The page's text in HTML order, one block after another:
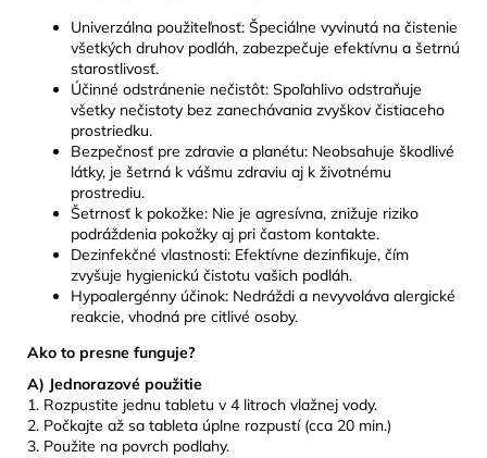
Univerzálna použiteľnosť: Špeciálne vyvinutá na čistenie
všetkých druhov podláh, zabezpečuje efektívnu a šetrnú
starostlivosť.
Účinné odstránenie nečistôt: Spoľahlivo odstraňuje
všetky nečistoty bez zanechávania zvyškov čistiaceho
prostriedku.
Bezpečnosť pre zdravie a planétu: Neobsahuje škodlivé
látky, je šetrná k vášmu zdraviu aj k životnému
prostrediu.
Šetrnosť k pokožke: Nie je agresívna, znižuje riziko
podráždenia pokožky aj pri častom kontakte.
Dezinfekčné vlastnosti: Efektívne dezinfikuje, čím
zvyšuje hygienickú čistotu vašich podláh.
Hypoalergénny účinok: Nedráždi a nevyvoláva alergické
reakcie, vhodná pre citlivé osoby.
Ako to presne funguje?
A) Jednorazové použitie
1. Rozpustite jednu tabletu v 4 litroch vlažnej vody.
2. Počkajte až sa tableta úplne rozpustí (cca 20 min.)
3. Použite na povrch podlahy.